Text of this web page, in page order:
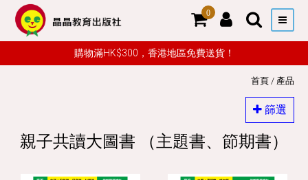
0
購物滿HK$300，香港地區免費送貨！
首頁 / 產品
篩選
親子共讀大圖書 （主題書、節期書）